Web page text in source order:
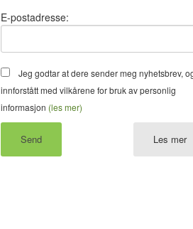
E-postadresse:
Jeg godtar at dere sender meg nyhetsbrev,
innforstått med vilkårene for bruk av personlig
informasjon (les mer)
Les mer